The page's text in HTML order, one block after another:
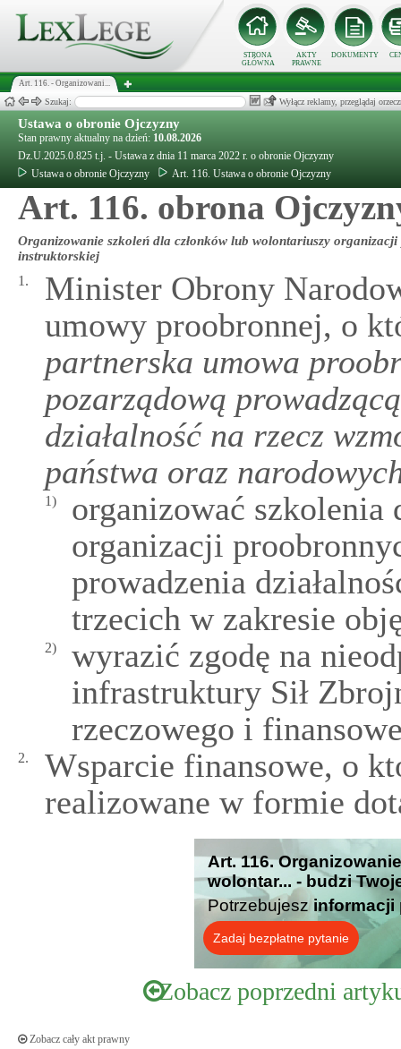
STRONA
GŁÓWNA
AKTY
PRAWNE
DOKUMENTY
Art. 116. - Organizowani...
Szukaj: Wyłącz reklamy, przeglądaj
Ustawa o obronie Ojczyzny
Stan prawny aktualny na dzień: 10.08.2026
Dz.U.2025.0.825 t.j. - Ustawa z dnia 11 marca 2022 r. o obronie Ojczyzny
Ustawa o obronie Ojczyzny
Art. 116. Ustawa o obronie Ojczyzny
Art. 116. obrona
Organizowanie szkoleń dla członków lub wolontariuszy
instruktorskiej
1.
Minister Obrony
umowy proobronnej, o
partnerska umowa
pozarządową
działalność na rzecz
państwa oraz
1)
organizować
organizacji
prowadzenia
trzecich w zakresie
2)
wyrazić zgodę na
infrastruktury Sił
rzeczowego i
2.
Wsparcie finansowe, o
realizowane w formie
Art. 116.
wolontar... - budzi
Potrzebujesz informacji
Zadaj bezpłatne pytanie
Zobacz poprzedni
Zobacz cały akt prawny